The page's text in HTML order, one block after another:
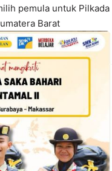
pemula untuk Pilkada
Barat